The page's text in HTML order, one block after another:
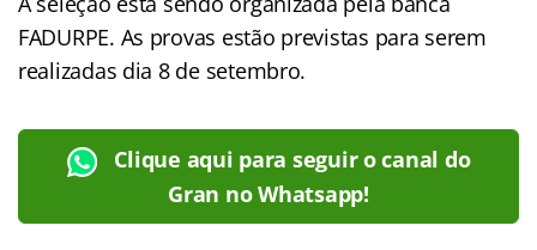
FADURPE. As provas estão previstas para serem
realizadas dia 8 de setembro.
Clique aqui para seguir o canal do
Gran no Whatsapp!